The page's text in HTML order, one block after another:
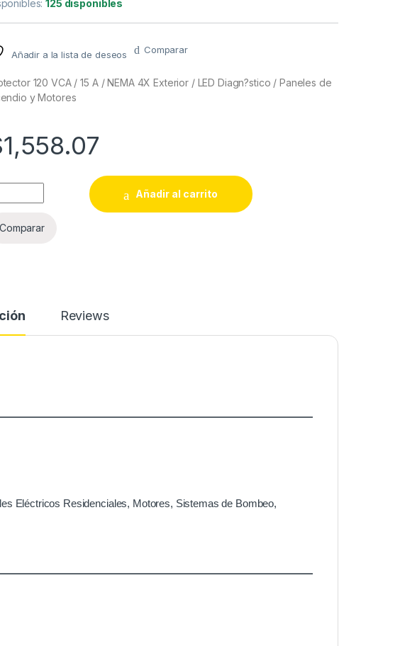
125 disponibles
Añadir a la lista de deseos Comparar
120 VCA / 15 A / NEMA 4X Exterior / LED Diagn?stico / Paneles de
y Motores
1,558.07
120 VCA / 15 A / NEMA 4X Exterior / LED Diagn?stico / Paneles de
Añadir al carrito
Comparar
Reviews
Eléctricos Residenciales, Motores, Sistemas de Bombeo,